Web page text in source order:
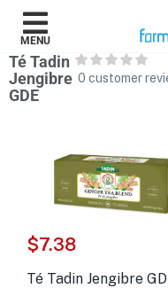
)
MENU
Té Tadin
Jengibre
GDE
0 customer
$7.38
Té Tadin Jengibre